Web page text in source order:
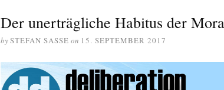
Der unerträgliche Habitus der
bySTEFAN SASSE on 15. SEPTEMBER 2017